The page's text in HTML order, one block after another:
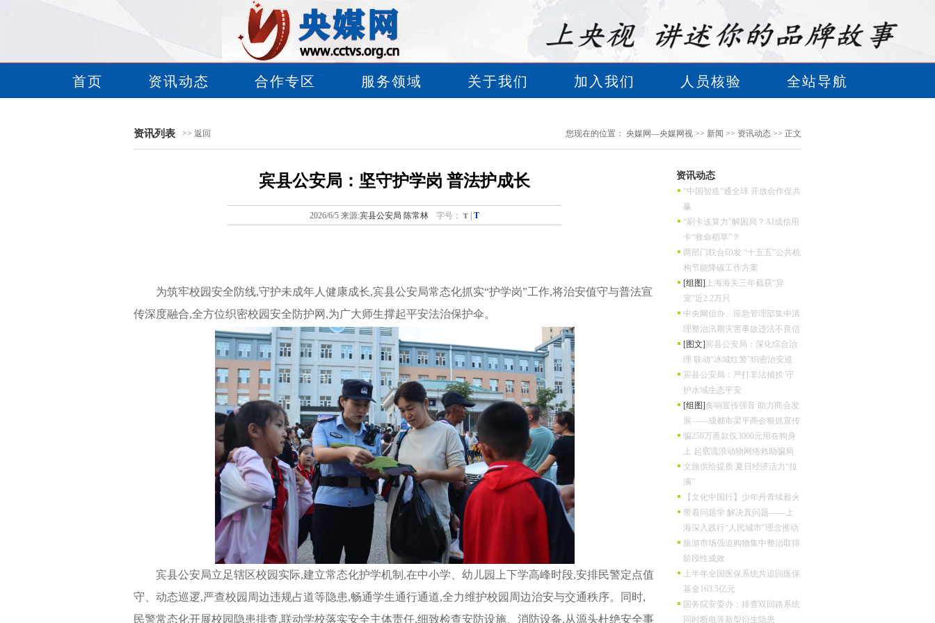
首页 资讯动态 合作专区 服务领域 关于我们 加入我们 人员核验 全站导航
资讯列表 >> 返回 您现在的位置： 央媒网—央媒网视 >> 新闻 >> 资讯动态 >> 正文
宾县公安局：坚守护学岗 普法护成长
2026/6/5 来源:宾县公安局 陈常林 字号： T T
为筑牢校园安全防线,守护未成年人健康成长,宾县公安局常态化抓实“护学岗”工作,将治安值守与普法宣
传深度融合,全方位织密校园安全防护网,为广大师生撑起平安法治保护伞。
宾县公安局立足辖区校园实际,建立常态化护学机制,在中小学、幼儿园上下学高峰时段,安排民警定点值
守、动态巡逻,严查校园周边违规占道等隐患,畅通学生通行通道,全力维护校园周边治安与交通秩序。同时,
民警常态化开展校园隐患排查,联动学校落实安全主体责任,细致检查安防设施、消防设备,从源头杜绝安全事
资讯动态
“中国智造”通全球 开放合作促共
赢
“刷卡送算力”解困局？AI成信用
卡“救命稻草”？
两部门联合印发 “十五五”公共机
构节能降碳工作方案
[组图] 上海海关三年截获“异
宠”近2.2万只
中央网信办、应急管理部集中清
理整治汛期灾害事故违法不良信
[图文]宾县公安局：深化综合治
理 联动“冰城红警”织密治安巡
宾县公安局：严打非法捕捞 守
护水域生态平安
[组图]奏响宣传强音 助力商会发
展——成都市梁平商会狠抓宣传
骗250万善款仅3000元用在狗身
上 起底流浪动物网络救助骗局
文旅供给提质 夏日经济活力“拉
满”
【文化中国行】少年丹青续薪火
带着问题学 解决真问题——上
海深入践行“人民城市”理念推动
旅游市场强迫购物集中整治取得
阶段性成效
上半年全国医保系统共追回医保
基金163.5亿元
国务院安委办：排查双回路系统
同时断电等新型衍生隐患